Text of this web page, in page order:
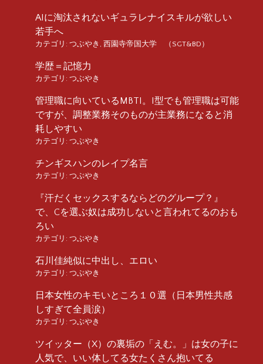
AIに淘汰されないギュラレナイスキルが欲しい
若手へ
カテゴリ: つぶやき , 西園寺帝国大学 （SGT&BD）
学歴＝記憶力
カテゴリ: つぶやき
管理職に向いているMBTI。I型でも管理職は可能
ですが、調整業務そのものが主業務になると消
耗しやすい
カテゴリ: つぶやき
チンギスハンのレイプ名言
カテゴリ: つぶやき
『汗だくセックスするならどのグループ？』
で、Cを選ぶ奴は成功しないと言われてるのおも
ろい
カテゴリ: つぶやき
石川佳純似に中出し、エロい
カテゴリ: つぶやき
日本女性のキモいところ１０選（日本男性共感
しすぎて全員涙）
カテゴリ: つぶやき
ツイッター（X）の裏垢の「えむ。」は女の子に
人気で、いい体してる女たくさん抱いてる